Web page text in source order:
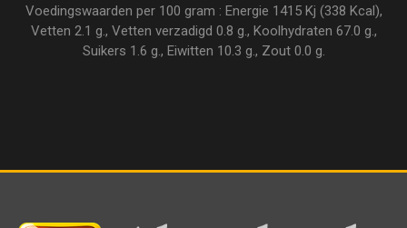
Voedingswaarden per 100 gram : Energie 1415 Kj (338 Kcal),
Vetten 2.1 g., Vetten verzadigd 0.8 g., Koolhydraten 67.0 g.,
Suikers 1.6 g., Eiwitten 10.3 g., Zout 0.0 g.